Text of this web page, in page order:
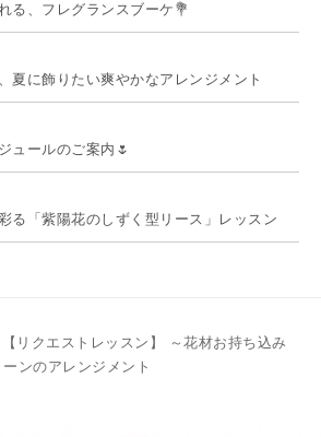
る、フレグランスブーケ💐
夏に飾りたい爽やかなアレンジメント
ュールのご案内🌷
る「紫陽花のしずく型リース」レッスン
【リクエストレッスン】 ～花材お持ち込み
ンのアレンジメント